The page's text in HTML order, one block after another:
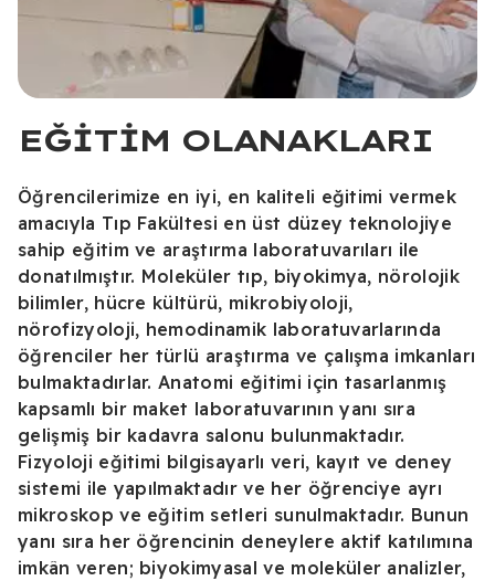
EĞITIM OLANAKLARI
Öğrencilerimize en iyi, en kaliteli eğitimi vermek
amacıyla Tıp Fakültesi en üst düzey teknolojiye
sahip eğitim ve araştırma laboratuvarıları ile
donatılmıştır. Moleküler tıp, biyokimya, nörolojik
bilimler, hücre kültürü, mikrobiyoloji,
nörofizyoloji, hemodinamik laboratuvarlarında
öğrenciler her türlü araştırma ve çalışma imkanları
bulmaktadırlar. Anatomi eğitimi için tasarlanmış
kapsamlı bir maket laboratuvarının yanı sıra
gelişmiş bir kadavra salonu bulunmaktadır.
Fizyoloji eğitimi bilgisayarlı veri, kayıt ve deney
sistemi ile yapılmaktadır ve her öğrenciye ayrı
mikroskop ve eğitim setleri sunulmaktadır. Bunun
yanı sıra her öğrencinin deneylere aktif katılımına
imkân veren; biyokimyasal ve moleküler analizler,